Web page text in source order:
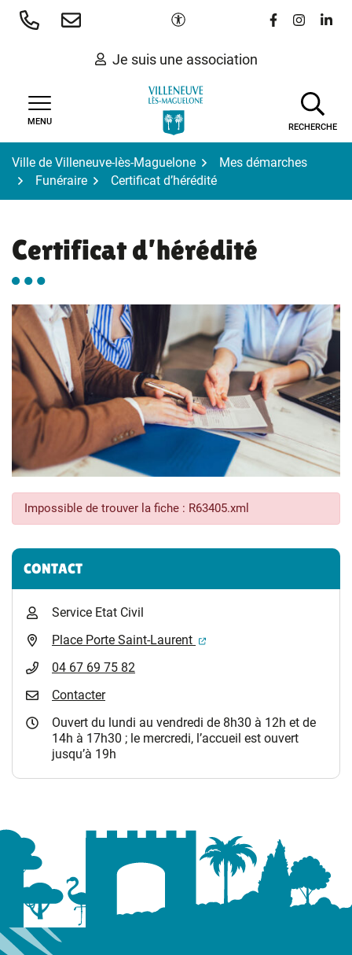
Aller
Paramètres d'accessibilité
Lien vers le
Lien vers
Lien
Je suis une association
MENU
RECHERCHE
Ville de Villeneuve-lès-Maguelone
Mes démarches
Funéraire
Certificat d’hérédité
Certificat d’hérédité
Impossible de trouver la fiche : R63405.xml
Informations complémentaires
CONTACT
Service Etat Civil
Place Porte Saint-Laurent
(ouverture dans un
04 67 69 75 82
Contacter
Ouvert du lundi au vendredi de 8h30 à 12h et de
14h à 17h30 ; le mercredi, l’accueil est ouvert
jusqu’à 19h